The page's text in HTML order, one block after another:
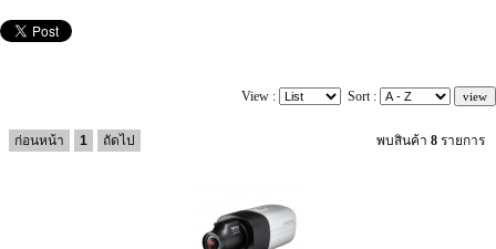
View : Sort :
ก่อนหน้า 1 ถัดไป พบสินค้า 8 รายการ